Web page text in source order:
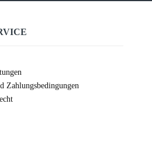
Zahlungsbedingungen